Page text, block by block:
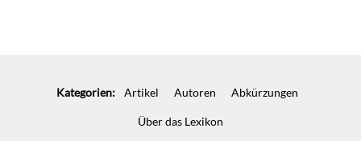
InfosKategorien: Artikel Autoren Abkürzungen
Über das Lexikon